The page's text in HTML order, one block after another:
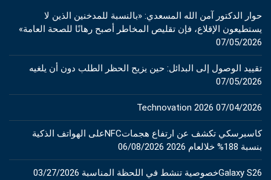
حوار الدكتور آمن الله المسعدي: «بالنسبة للمدخنين الذين لا
يستطيعون الإقلاع، فإن تقليص المخاطر أصبح رهانًا للصحة العامة»
07/05/2026
تقييد الوصول إلى البدائل: حين يزيح الحظر الطلب دون أن يلغيه
07/05/2026
Technovation 2026 07/04/2026
كاسبرسكي تكشف عن ارتفاع هجماتNFCعلى الهواتف الذكية
بنسبة 188% خلالعام 2026
06/08/2026
Galaxy S26خصوصية تنشط في اللحظة المناسبة 03/27/2026